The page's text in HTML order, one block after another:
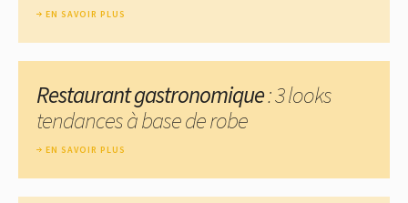
EN SAVOIR PLUS
Restaurant gastronomique: 3 looks
tendances à base de robe
EN SAVOIR PLUS